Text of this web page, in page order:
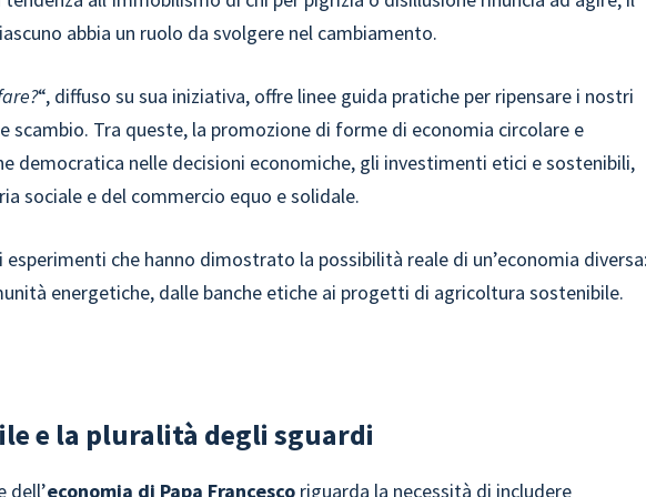
abbia un ruolo da svolgere nel cambiamento.
“, diffuso su sua iniziativa, offre linee guida pratiche per ripensare i nostri
scambio. Tra queste, la promozione di forme di economia circolare e
democratica nelle decisioni economiche, gli investimenti etici e sostenibili,
sociale e del commercio equo e solidale.
che hanno dimostrato la possibilità reale di un’economia diversa:
energetiche, dalle banche etiche ai progetti di agricoltura sostenibile.
e la pluralità degli sguardi
dell’economia di Papa Francesco riguarda la necessità di includere